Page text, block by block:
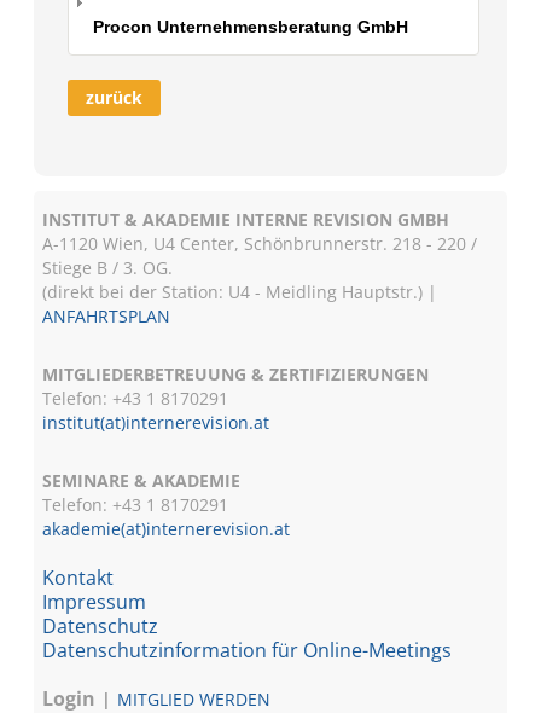
Procon Unternehmensberatung GmbH
zurück
INSTITUT & AKADEMIE INTERNE REVISION GMBH
A-1120 Wien, U4 Center, Schönbrunnerstr. 218 - 220 /
Stiege B / 3. OG.
(direkt bei der Station: U4 - Meidling Hauptstr.) |
ANFAHRTSPLAN
MITGLIEDERBETREUUNG & ZERTIFIZIERUNGEN
Telefon: +43 1 8170291
institut(at)internerevision.at
SEMINARE & AKADEMIE
Telefon: +43 18170291
akademie(at)internerevision.at
Kontakt
Impressum
Datenschutz
Datenschutzinformation für Online-Meetings
Login
MITGLIED WERDEN